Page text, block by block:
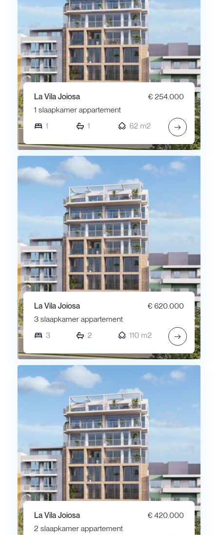
La Vila Joiosa
€ 254.000
1 slaapkamer appartement
1
1 62 m2 →
La Vila Joiosa
€ 620.000
3 slaapkamer appartement
3
2 110 m2 →
La Vila Joiosa
€ 420.000
2 slaapkamer appartement